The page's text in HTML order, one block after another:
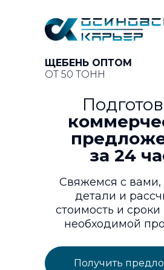
ЩЕБЕНЬ ОПТОМ
ОТ 50 ТОНН
Свяжемся с вами,
детали и
стоимость и сроки
необходимой
за 24
Получить